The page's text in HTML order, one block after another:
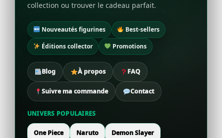
collection ou trouver le cadeau parfait.
Nouveautés figurines
Best-sellers
Éditions collector
Promotions
Blog À propos FAQ
Suivre ma commande Contact
UNIVERS POPULAIRES
One Piece Naruto Demon Slayer